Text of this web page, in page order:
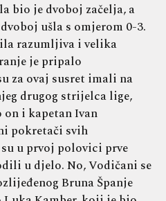
bio je dvoboj začelja, a
ušla s omjerom 0-3.
razumljiva i velika
je pripalo
za ovaj susret imali na
drugog strijelca lige,
i kapetan Ivan
pokretači svih
u prvoj polovici prve
u djelo. No, Vodičani se
Bruna Španje